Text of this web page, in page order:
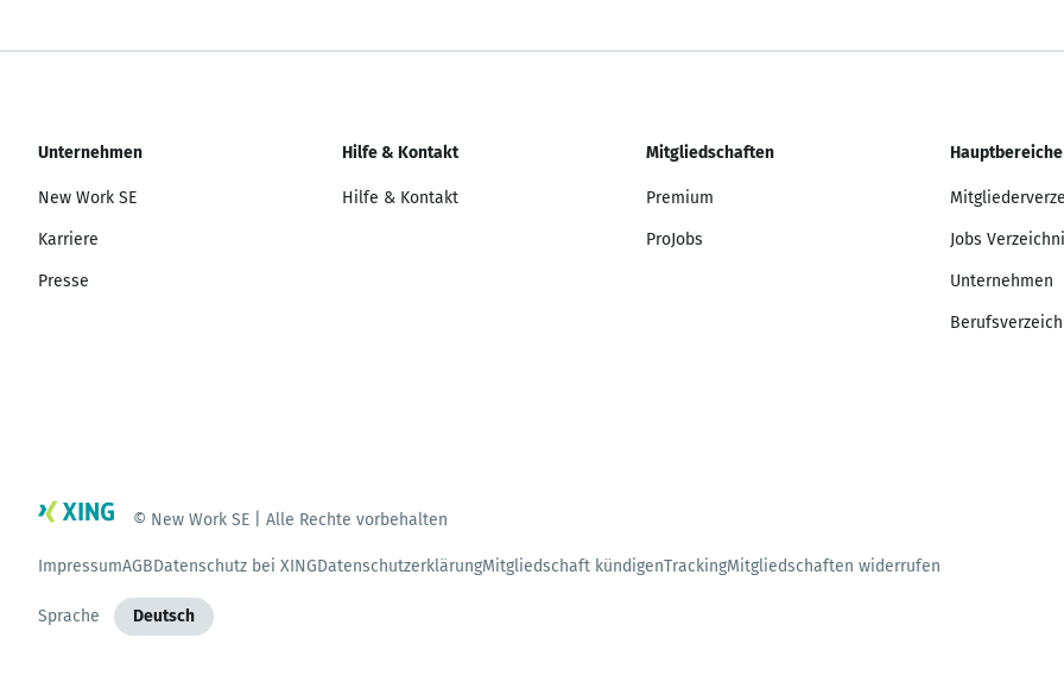
Unternehmen
New Work SE
Karriere
Presse
Hilfe & Kontakt
Hilfe & Kontakt
Mitgliedschaften
Premium
ProJobs
Hauptbereiche
Jobs
Unternehmen
© New Work SE | Alle Rechte vorbehalten
ImpressumAGBDatenschutz bei XINGDatenschutzerklärungMitgliedschaft kündigenTrackingMitgliedschaften widerrufen
Sprache Deutsch